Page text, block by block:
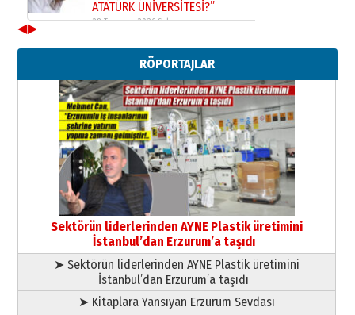
ATATÜRK ÜNİVERSİTESİ?”
28 Temmuz 2026 Salı
Ahmed Yesevi’den bir Alperen…
”Reisimiz” idi… Hakka yürüdü.!
26 Mart 2026 Perşembe
Cem Bakırcı
Ardında bıraktığı hatıralarıyla
gönül adamı Faruk Terzioğlu!
13 Mayıs 2026 Çarşamba
Esat BİNDESEN
Başkan Sekmen’den Erzurum’a
bir vizyon proje daha!
02 Ağustos 2026 Pazar
◀▶
RÖPORTAJLAR
Sektörün liderlerinden AYNE Plastik üretimini
İstanbul’dan Erzurum’a taşıdı
➤ Sektörün liderlerinden AYNE Plastik üretimini
İstanbul’dan Erzurum’a taşıdı
➤ Kitaplara Yansıyan Erzurum Sevdası